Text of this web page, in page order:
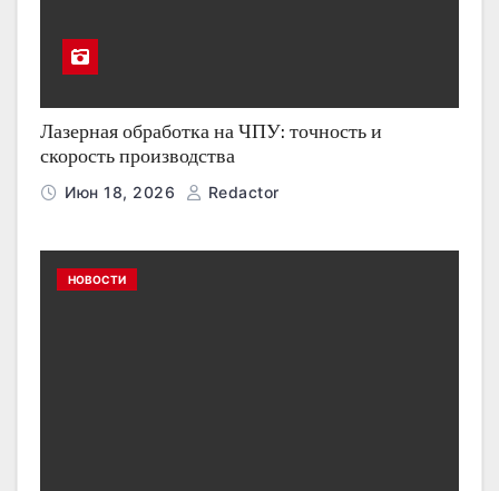
Лазерная обработка на ЧПУ: точность и
скорость производства
Июн 18, 2026 Redactor
НОВОСТИ